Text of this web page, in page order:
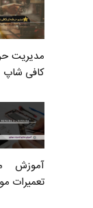
مدیریت
کافی شاپ
آموزش
تعمیرات